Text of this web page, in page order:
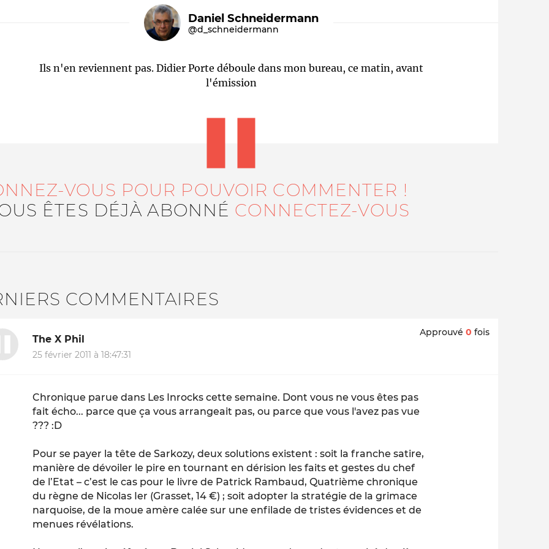
Daniel Schneidermann
@d_schneidermann
Ils n'en reviennent pas. Didier Porte déboule dans mon bureau, ce matin, avant
l'émission
VOUS POUR POUVOIR COMMENTER !
ÊTES DÉJÀ ABONNÉ CONNECTEZ-VOUS
COMMENTAIRES
The X Phil
25 février 2011 à 18:47:31
Approuvé 0 fois
Chronique parue dans Les Inrocks cette semaine. Dont vous ne vous êtes pas
fait écho... parce que ça vous arrangeait pas, ou parce que vous l'avez pas vue
??? :D
Pour se payer la tête de Sarkozy, deux solutions existent : soit la franche satire,
manière de dévoiler le pire en tournant en dérision les faits et gestes du chef
de l’Etat – c’est le cas pour le livre de Patrick Rambaud, Quatrième chronique
du règne de Nicolas Ier (Grasset, 14 €) ; soit adopter la stratégie de la grimace
narquoise, de la moue amère calée sur une enfilade de tristes évidences et de
menues révélations.